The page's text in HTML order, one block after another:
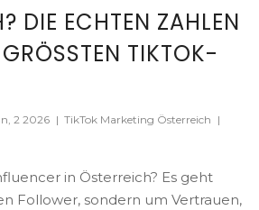
DIE ECHTEN ZAHLEN
TIKTOK-S
2 2026 | TikTok Marketing Österreich |
in Österreich? Es geht
Follower, sondern um Vertrauen,